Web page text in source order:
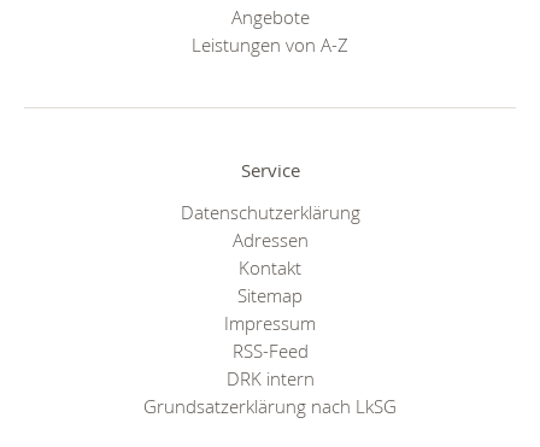
Angebote
Leistungen von A-Z
Service
Datenschutzerklärung
Adressen
Kontakt
Sitemap
Impressum
RSS-Feed
DRK intern
Grundsatzerklärung nach LkSG